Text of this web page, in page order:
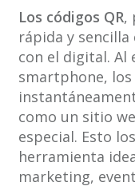
Los códigos QR,
rápida y
con el digital. Al
smartphone,
como un sitio
especial. Esto
herramienta
marketing,